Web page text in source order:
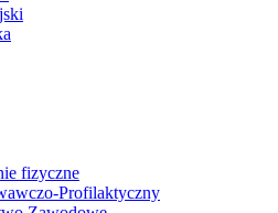
fizyczne
Profilaktyczny